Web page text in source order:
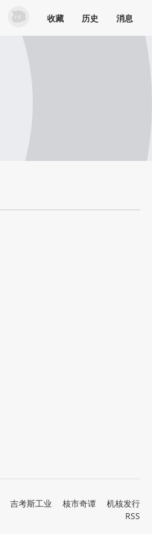
收藏 历史 消息
吉考斯工业 核市奇谭
机核发行
RSS